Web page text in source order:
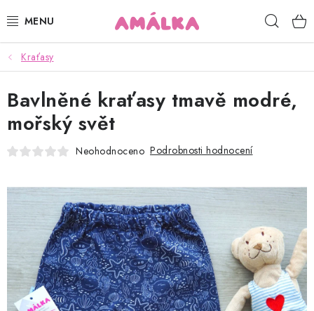
na
KOJENECKÉ, DĚTSKÉ OBLEČENÍ
ČEPICE, RUKAVICE, NÁKRČNÍKY
OSUŠKY, BRYNDÁKY, DEKY, DOPLŇKY
KONTAKTY
HODNOCENÍ OBCHODU
Kraťasy
Bavlněné kraťasy tmavě modré,
mořský svět
Neohodnoceno Podrobnosti hodnocení